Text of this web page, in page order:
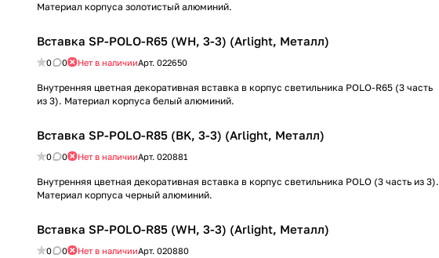
Материал корпуса золотистый алюминий.
Вставка SP-POLO-R65 (WH, 3-3) (Arlight, Металл)
0 0 Нет в наличииАрт. 022650
Внутренняя цветная декоративная вставка в корпус светильника POLO-R65 (3 часть
из 3). Материал корпуса белый алюминий.
Вставка SP-POLO-R85 (BK, 3-3) (Arlight, Металл)
0 0 Нет в наличииАрт. 020881
Внутренняя цветная декоративная вставка в корпус светильника POLO (3 часть из 3).
Материал корпуса черный алюминий.
Вставка SP-POLO-R85 (WH, 3-3) (Arlight, Металл)
0 0 Нет в наличииАрт. 020880